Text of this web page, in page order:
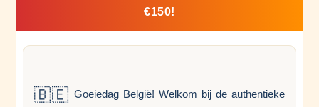
€150!
🇧🇪 Goeiedag België! Welkom bij de authentieke